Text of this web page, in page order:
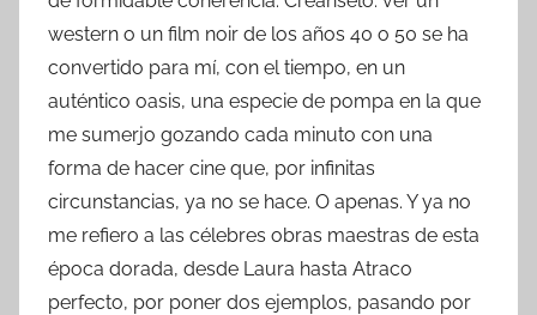
western o un film noir de los años 40 o 50 se ha
convertido para mí, con el tiempo, en un
auténtico oasis, una especie de pompa en la que
me sumerjo gozando cada minuto con una
forma de hacer cine que, por infinitas
circunstancias, ya no se hace. O apenas. Y ya no
me refiero a las célebres obras maestras de esta
época dorada, desde Laura hasta Atraco
perfecto, por poner dos ejemplos, pasando por